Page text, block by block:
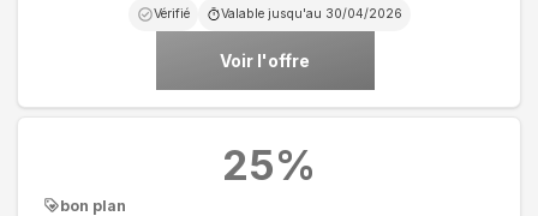
Vérifié Valable jusqu'au 30/04/2026
Voir l'offre
bon plan
25%